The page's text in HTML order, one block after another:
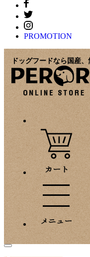
PROMOTION
ドッグフードなら国産